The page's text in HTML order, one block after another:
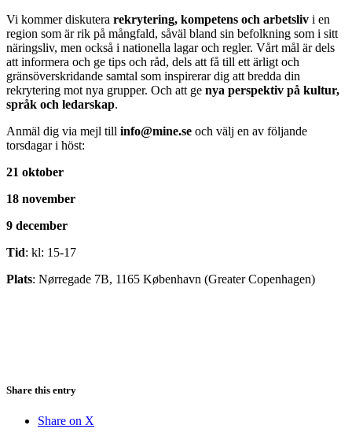
Vi kommer diskutera rekrytering, kompetens och arbetsliv i en
region som är rik på mångfald, såväl bland sin befolkning som i sitt
näringsliv, men också i nationella lagar och regler. Vårt mål är dels
att informera och ge tips och råd, dels att få till ett ärligt och
gränsöverskridande samtal som inspirerar dig att bredda din
rekrytering mot nya grupper. Och att ge nya perspektiv på kultur,
språk och ledarskap.
Anmäl dig via mejl till info@mine.se och välj en av följande
torsdagar i höst:
21 oktober
18 november
9 december
Tid: kl: 15-17
Plats: Nørregade 7B, 1165 København (Greater Copenhagen)
Share this entry
Share on X